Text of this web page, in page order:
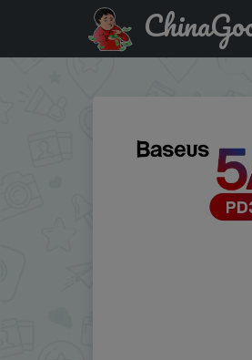
Знижка на Автомобильное